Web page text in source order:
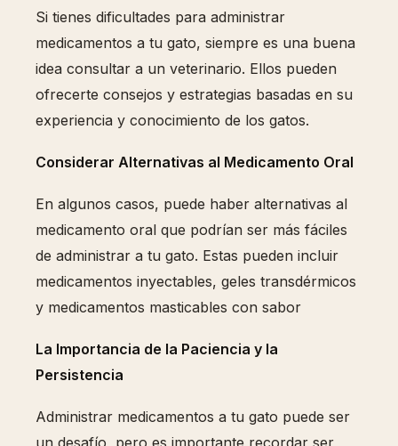
Si tienes dificultades para administrar
medicamentos a tu gato, siempre es una buena
idea consultar a un veterinario. Ellos pueden
ofrecerte consejos y estrategias basadas en su
experiencia y conocimiento de los gatos.
Considerar Alternativas al Medicamento Oral
En algunos casos, puede haber alternativas al
medicamento oral que podrían ser más fáciles
de administrar a tu gato. Estas pueden incluir
medicamentos inyectables, geles transdérmicos
y medicamentos masticables con sabor
La Importancia de la Paciencia y la
Persistencia
Administrar medicamentos a tu gato puede ser
un desafío, pero es importante recordar ser